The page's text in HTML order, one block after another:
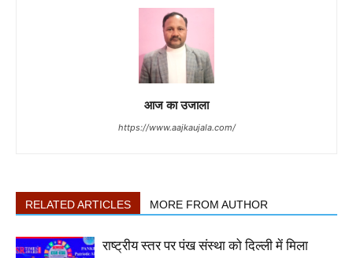
आज का उजाला
https://www.aajkaujala.com/
RELATED ARTICLES MORE FROM AUTHOR
राष्ट्रीय स्तर पर पंख संस्था को दिल्ली में मिला